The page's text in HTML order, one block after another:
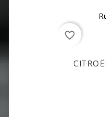
favorite_border